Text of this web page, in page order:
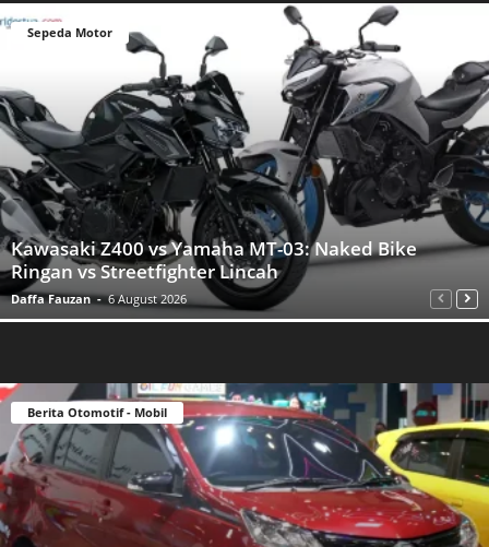
Sepeda Motor
Kawasaki Z400 vs Yamaha MT-03: Naked Bike
Ringan vs Streetfighter Lincah
Daffa Fauzan - 6 August 2026
Berita Otomotif - Mobil